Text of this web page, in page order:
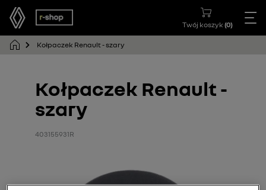
Twój koszyk (0)
Kołpaczek Renault - szary
Kołpaczek Renault -
szary
403155931R